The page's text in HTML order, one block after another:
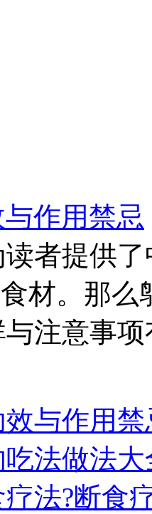
作用禁忌
者提供
材。那
注意事
与作用禁
法做法大
法?断食